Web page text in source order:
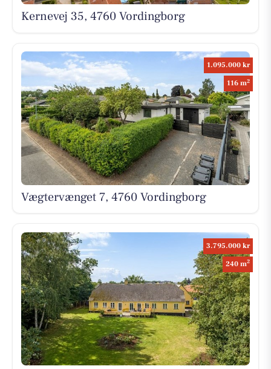
Kernevej 35, 4760 Vordingborg
1.095.000 kr
116 m2
Vægtervænget 7, 4760 Vordingborg
3.795.000 kr
240 m2